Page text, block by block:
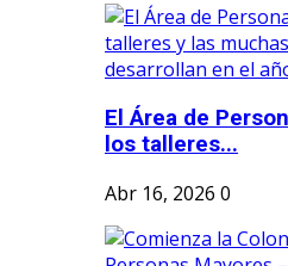
El Área de
los talleres...
Abr 16, 2026 0